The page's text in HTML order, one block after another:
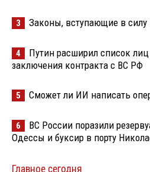
3 Законы, вступающие в силу
4
Путин расширил список
заключения контракта с ВС РФ
5 Сможет ли ИИ написать
6
ВС России поразили
Одессы и буксир в порту
Главное сегодня